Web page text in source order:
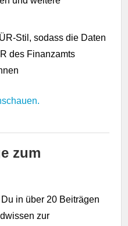
Stil, sodass die Daten
des Finanzamts
zum
in über 20 Beiträgen
zur